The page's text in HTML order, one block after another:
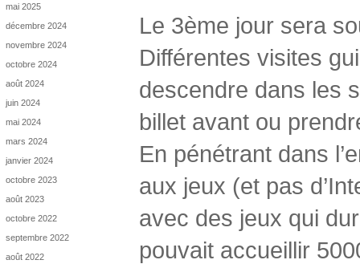
Le 3ème jour sera
Différentes visites
descendre dans les
billet avant ou
En pénétrant dans
aux jeux (et pas
avec des jeux qui
pouvait accueillir
mai 2025
décembre 2024
novembre 2024
octobre 2024
août 2024
juin 2024
mai 2024
mars 2024
janvier 2024
octobre 2023
août 2023
octobre 2022
septembre 2022
août 2022